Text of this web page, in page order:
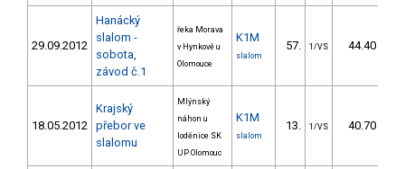
29.09.2012
Hanácký
slalom -
sobota,
závod č.1
řeka Morava
v Hynkově u
Olomouce
K1M
slalom
57. 1/VS 44.40
18.05.2012
Krajský
přebor ve
slalomu
Mlýnský
náhon u
loděnice SK
UP Olomouc
K1M
slalom
13. 1/VS 40.70